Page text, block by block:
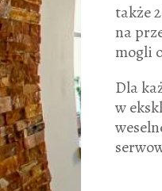
także
na
mogli
Dla
w